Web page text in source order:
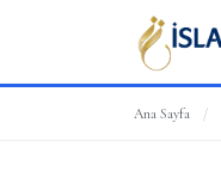
Ana Sayfa /